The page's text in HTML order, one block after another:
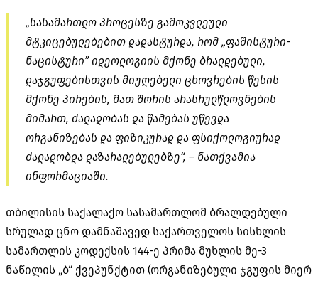
„სასამართლო პროცესზე გამოკვლეული
მტკიცებულებებით დადასტურდა, რომ „ფაშისტური-
ნაცისტური” იდეოლოგიის მქონე ბრალდებული,
დაჯგუფებისთვის მიუღებელი ცხოვრების წესის
მქონე პირების, მათ შორის არასრულწლოვნების
მიმართ, ძალადობას და წამებას უწევდა
ორგანიზებას და ფიზიკურად და ფსიქოლოგიურად
ძალადობდა დაზარალებულებზე“, – ნათქვამია
ინფორმაციაში.
თბილისის საქალაქო სასამართლომ ბრალდებული
სრულად ცნო დამნაშავედ საქართველოს სისხლის
სამართლის კოდექსის 144-ე პრიმა მუხლის მე-3
ნაწილის „ბ“ ქვეპუნქტით (ორგანიზებული ჯგუფის მიერ